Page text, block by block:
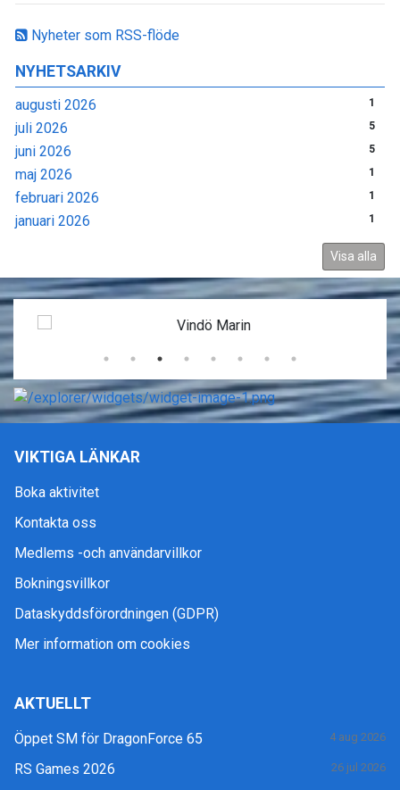
Nyheter som RSS-flöde
NYHETSARKIV
augusti 2026 1
juli 2026 5
juni 2026 5
maj 2026 1
februari 2026 1
januari 2026 1
Visa alla
VIKTIGA LÄNKAR
Boka aktivitet
Kontakta oss
Medlems -och användarvillkor
Bokningsvillkor
Dataskyddsförordningen (GDPR)
Mer information om cookies
AKTUELLT
Öppet SM för DragonForce 65 4 aug 2026
RS Games 2026 26 jul 2026